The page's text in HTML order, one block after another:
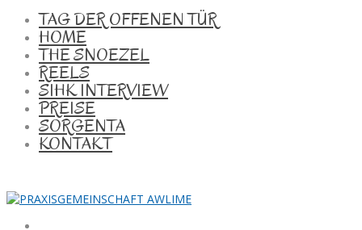
TAG DER OFFENEN TÜR
HOME
THE SNOEZEL
REELS
SIHK INTERVIEW
PREISE
SORGENTA
KONTAKT